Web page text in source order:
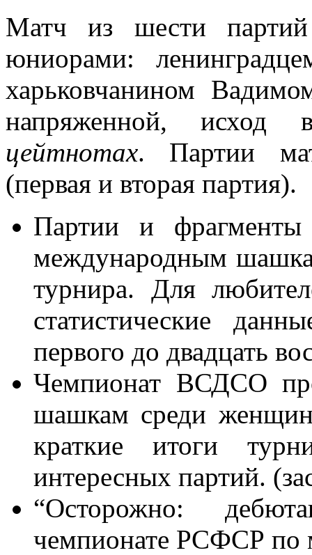
Матч из шести
юниорами:
харьковчанином
напряженной, исход
цейтнотах. Партии
(первая и вторая партия).
Партии и
международным
турнира. Для
статистические
первого до двадцать
Чемпионат ВСДСО
шашкам среди
краткие итоги
интересных партий.
“Осторожно:
чемпионате РСФСР